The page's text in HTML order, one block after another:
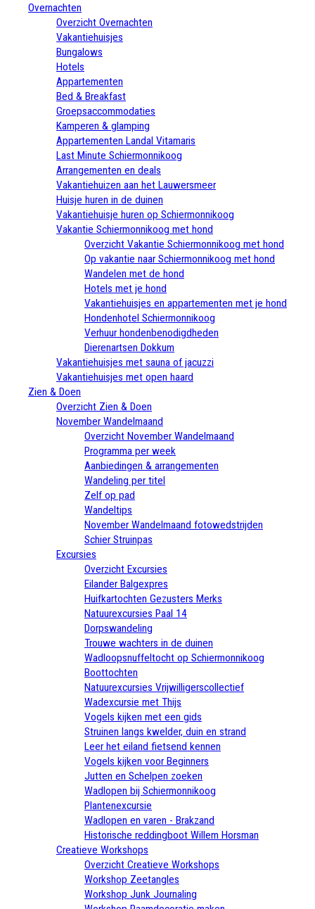
Overnachten
Overzicht Overnachten
Vakantiehuisjes
Bungalows
Hotels
Appartementen
Bed & Breakfast
Groepsaccommodaties
Kamperen & glamping
Appartementen Landal Vitamaris
Last Minute Schiermonnikoog
Arrangementen en deals
Vakantiehuizen aan het Lauwersmeer
Huisje huren in de duinen
Vakantiehuisje huren op Schiermonnikoog
Vakantie Schiermonnikoog met hond
Overzicht Vakantie Schiermonnikoog met hond
Op vakantie naar Schiermonnikoog met hond
Wandelen met de hond
Hotels met je hond
Vakantiehuisjes en appartementen met je hond
Hondenhotel Schiermonnikoog
Verhuur hondenbenodigdheden
Dierenartsen Dokkum
Vakantiehuisjes met sauna of jacuzzi
Vakantiehuisjes met open haard
Zien & Doen
Overzicht Zien & Doen
November Wandelmaand
Overzicht November Wandelmaand
Programma per week
Aanbiedingen & arrangementen
Wandeling per titel
Zelf op pad
Wandeltips
November Wandelmaand fotowedstrijden
Schier Struinpas
Excursies
Overzicht Excursies
Eilander Balgexpres
Huifkartochten Gezusters Merks
Natuurexcursies Paal 14
Dorpswandeling
Trouwe wachters in de duinen
Wadloopsnuffeltocht op Schiermonnikoog
Boottochten
Natuurexcursies Vrijwilligerscollectief
Wadexcursie met Thijs
Vogels kijken met een gids
Struinen langs kwelder, duin en strand
Leer het eiland fietsend kennen
Vogels kijken voor Beginners
Jutten en Schelpen zoeken
Wadlopen bij Schiermonnikoog
Plantenexcursie
Wadlopen en varen - Brakzand
Historische reddingboot Willem Horsman
Creatieve Workshops
Overzicht Creatieve Workshops
Workshop Zeetangles
Workshop Junk Journaling